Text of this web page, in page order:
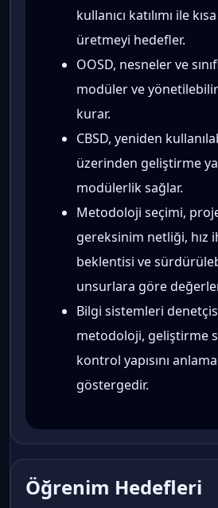
kullanıcı katılımı ile
üretmeyi hedefler.
OOSD, nesneler ve
modüler ve yönetilebilir
kurar.
CBSD, yeniden
üzerinden geliştirme
modülerlik sağlar.
Metodoloji seçimi,
gereksinim netliği, hız
beklentisi ve
unsurlara göre
Bilgi sistemleri
metodoloji, geliştirme
kontrol yapısını
göstergedir.
Öğrenim Hedefleri